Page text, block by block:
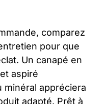
comparez
pour que
Un canapé en
aspiré
minéral appréciera
adapté. Prêt à